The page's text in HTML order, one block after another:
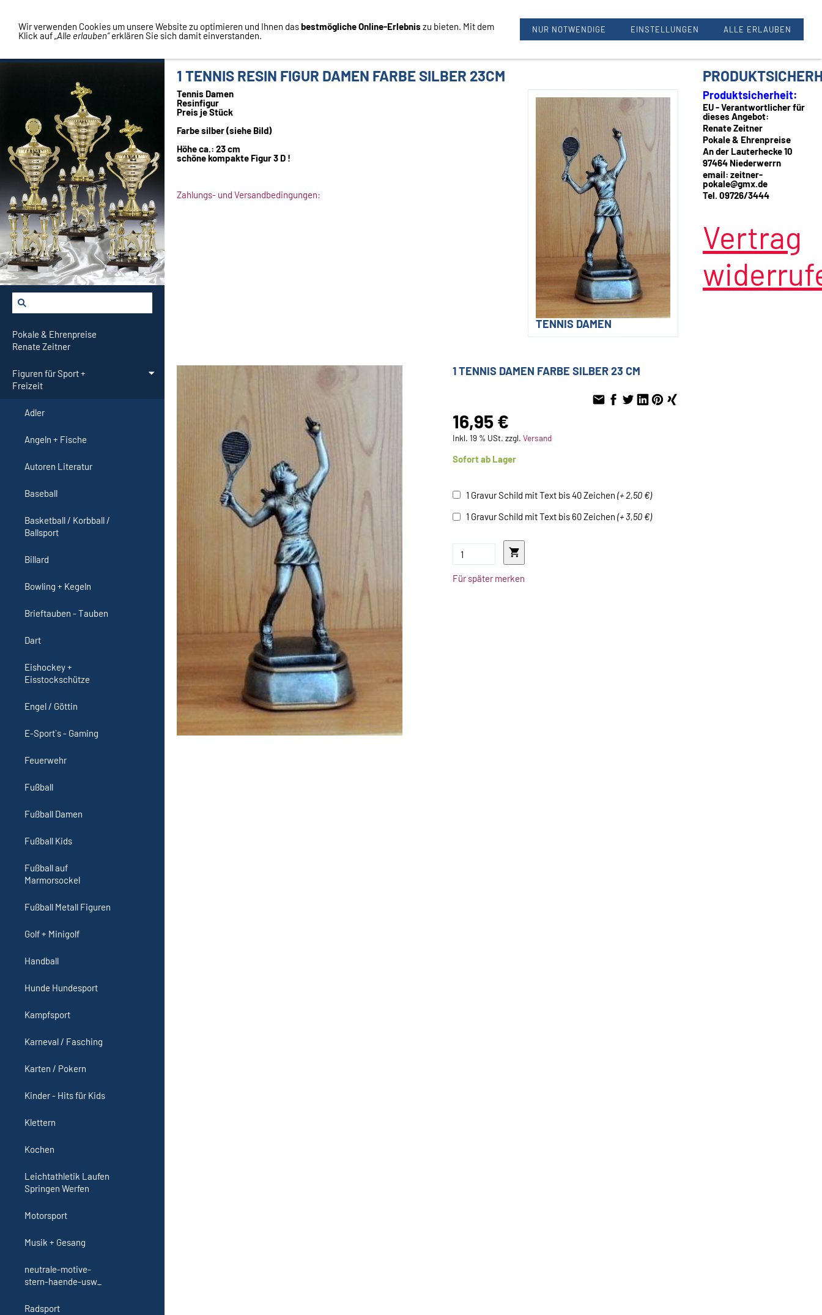
09726/3444 Renate Zeitner, 97464 Oberwerrn
Pokale & Ehrenpreise
Renate Zeitner
Figuren für Sport +
Freizeit
Adler
Angeln + Fische
Autoren Literatur
Baseball
Basketball / Korbball /
Ballsport
Billard
Bowling + Kegeln
Brieftauben - Tauben
Dart
Eishockey +
Eisstockschütze
Engel / Göttin
E-Sport`s - Gaming
Feuerwehr
Fußball
Fußball Damen
Fußball Kids
Fußball auf
Marmorsockel
Fußball Metall Figuren
Golf + Minigolf
Handball
Hunde Hundesport
Kampfsport
Karneval / Fasching
Karten / Pokern
Kinder - Hits für Kids
Klettern
Kochen
Leichtathletik Laufen
Springen Werfen
Motorsport
Musik + Gesang
neutrale-motive-
stern-haende-usw_
Radsport
1 TENNIS RESIN FIGUR DAMEN FARBE SILBER 23CM
TENNIS DAMEN
Tennis Damen
Resinfigur
Preis je Stück
Farbe silber (siehe Bild)
Höhe ca.: 23 cm
schöne kompakte Figur 3 D !
Zahlungs- und Versandbedingungen:
1 TENNIS DAMEN FARBE SILBER 23 CM
16,95 €
Inkl. 19 % USt. zzgl. Versand
Sofort ab Lager
1 Gravur Schild mit Text bis 40 Zeichen (+ 2,50 €)
1 Gravur Schild mit Text bis 60 Zeichen (+ 3,50 €)
Für später merken
Produktsicherheit:
EU - Verantwortlicher für
dieses Angebot:
Renate Zeitner
Pokale & Ehrenpreise
An der Lauterhecke 10
97464 Niederwerrn
email: zeitner-
pokale@gmx.de
Tel. 09726/3444
Vertrag
Wir verwenden Cookies um unsere Website zu optimieren und Ihnen dasbestmögliche Online-Erlebnis zu bieten. Mit dem
Klick auf„Alle erlauben“erklären Sie sich damit einverstanden.
NUR NOTWENDIGE EINSTELLUNGEN ALLE ERLAUBEN